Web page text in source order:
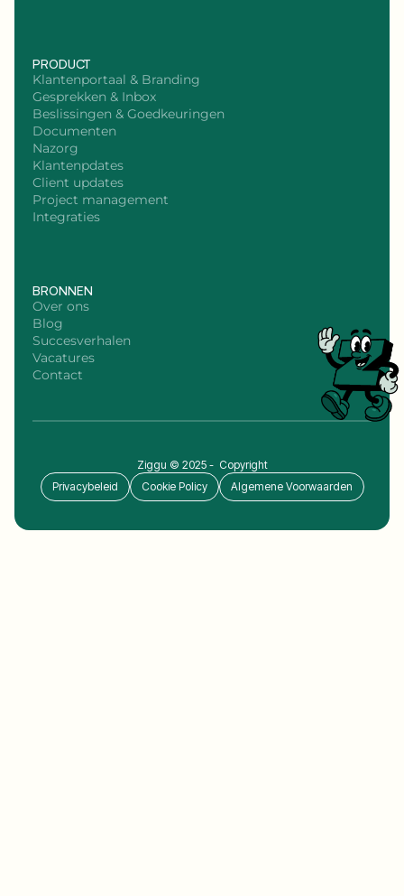
PRODUCT
Klantenportaal & Branding
Gesprekken & Inbox
Beslissingen & Goedkeuringen
Documenten
Nazorg
Klantenpdates
Client updates
Project management
Integraties
BRONNEN
Over ons
Blog
Succesverhalen
Vacatures
Contact
Ziggu © 2025 - Copyright
Privacybeleid
Cookie Policy Algemene Voorwaarden